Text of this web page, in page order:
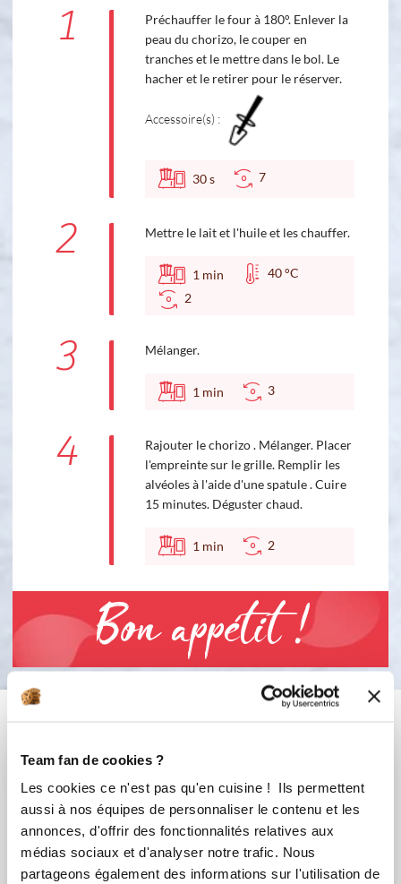
Team fan de cookies ?
Les cookies ce n'est pas qu'en cuisine ! Ils permettent
aussi à nos équipes de personnaliser le contenu et les
annonces, d'offrir des fonctionnalités relatives aux
médias sociaux et d'analyser notre trafic. Nous
partageons également des informations sur l'utilisation de
1
Préchauffer le four à 180°. Enlever la
peau du chorizo, le couper en
tranches et le mettre dans le bol. Le
hacher et le retirer pour le réserver.
Accessoire(s) :
30s 7
2 Mettre le lait et l'huile et les chauffer.
1 min
40 °C
2
3 Mélanger.
1 min 3
4
Rajouter le chorizo . Mélanger. Placer
l'empreinte sur le grille. Remplir les
alvéoles à l'aide d'une spatule . Cuire
15 minutes. Déguster chaud.
1 min 2
Bon appétit !